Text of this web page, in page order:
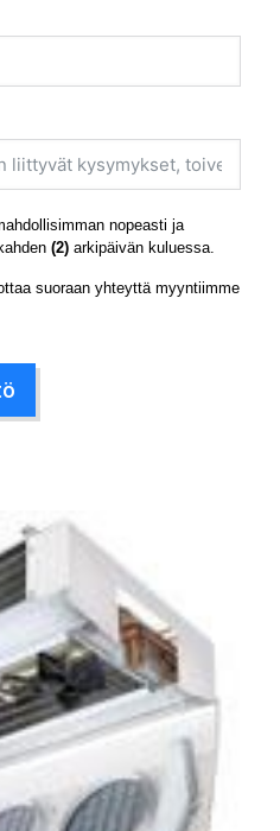
nopeasti ja
(2) arkipäivän kuluessa.
suoraan yhteyttä myyntiimme